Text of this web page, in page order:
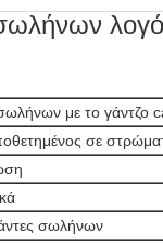
με το γάντζο
σε
σωλήνων